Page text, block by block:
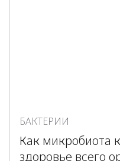
БАКТЕРИИ
Как микробиота
здоровье всего